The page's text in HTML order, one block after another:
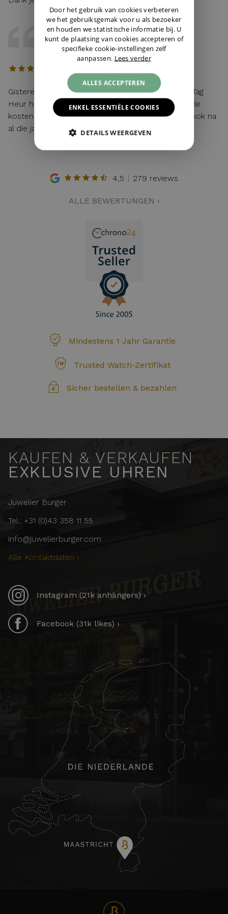
DAVE
12 / 04 / 2026, Maastricht, Nederland
Gisteren mijn lege batterij van mijn hier gekochte Tag
Heur horloge laten vervangen. Toen ik vroeg wat de
kosten waren: "service van de zaak!". Top service ook na
al die jaren!
4,5 279 reviews
ALLE BEWERTUNGEN ›
Mindestens 1 Jahr Garantie
Trusted Watch-Zertifikat
Sicher bestellen & bezahlen
KAUFEN & VERKAUFEN
EXKLUSIVE UHREN
Juwelier Burger
Tel.: +31 (0)43 358 11 55
info@juwelierburger.com
Alle Kontaktdaten ›
Instagram (21k anhängers) ›
Facebook (31k likes) ›
GERMAN
Door het gebruik van cookies verbeteren
we het gebruiksgemak voor u als bezoeker
en houden we statistische informatie bij. U
kunt de plaatsing van cookies accepteren of
specifieke cookie-instellingen zelf
aanpassen. Lees verder
ALLES ACCEPTEREN
ENKEL ESSENTIËLE COOKIES
DETAILS WEERGEVEN